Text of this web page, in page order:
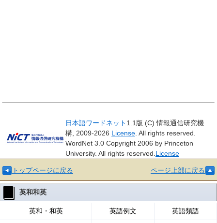
日本語ワードネット 1.1版 (C) 情報通信研究機
構, 2009-2026 License . All rights reserved.
WordNet 3.0 Copyright 2006 by Princeton
University. All rights reserved. License
トップページに戻る ページ上部に戻る
英和和英
英和・和英 英語例文 英語類語